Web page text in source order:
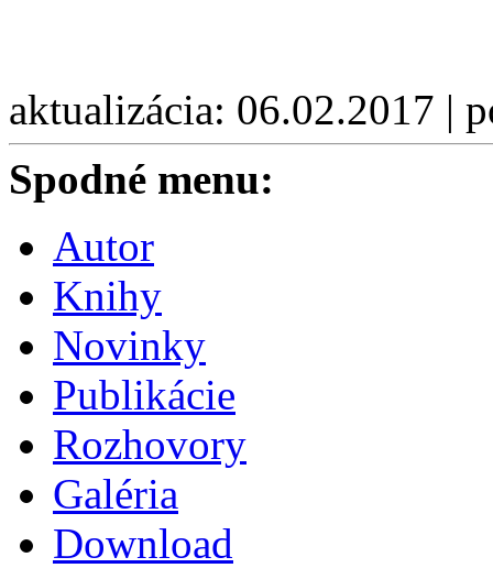
aktualizácia: 06.02.2017 |
Spodné menu:
Autor
Knihy
Novinky
Publikácie
Rozhovory
Galéria
Download